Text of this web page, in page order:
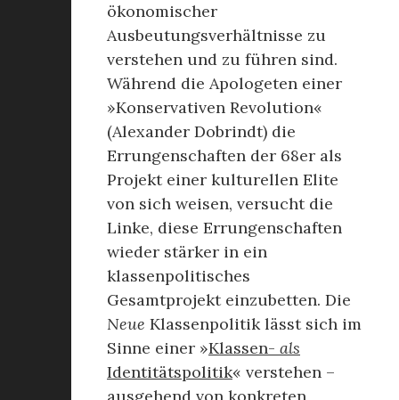
ökonomischer
Ausbeutungsverhältnisse zu
verstehen und zu führen sind.
Während die Apologeten einer
»Konservativen Revolution«
(Alexander Dobrindt) die
Errungenschaften der 68er als
Projekt einer kulturellen Elite
von sich weisen, versucht die
Linke, diese Errungenschaften
wieder stärker in ein
klassenpolitisches
Gesamtprojekt einzubetten. Die
Neue Klassenpolitik lässt sich im
Sinne einer »Klassen- als
Identitätspolitik« verstehen –